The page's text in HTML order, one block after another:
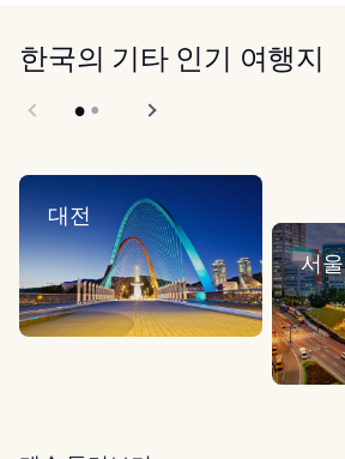
한국의 기타 인기 여행지
대전
서울